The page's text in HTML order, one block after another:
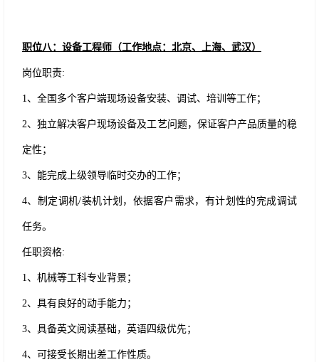
职位八：设备工程师（工作地点：北京、上海、 武汉）
岗位职责:
1、全国多个客户端现场设备安装、调试、培训等工作；
2、独立解决客户现场设备及工艺问题，保证客户产品质量的稳
定性；
3、能完成上级领导临时交办的工作；
4、制定调机/装机计划，依据客户需求，有计划性的完成调试
任务。
任职资格:
1、机械等工科专业背景；
2、具有良好的动手能力；
3、具备英文阅读基础，英语四级优先；
4、可接受长期出差工作性质。